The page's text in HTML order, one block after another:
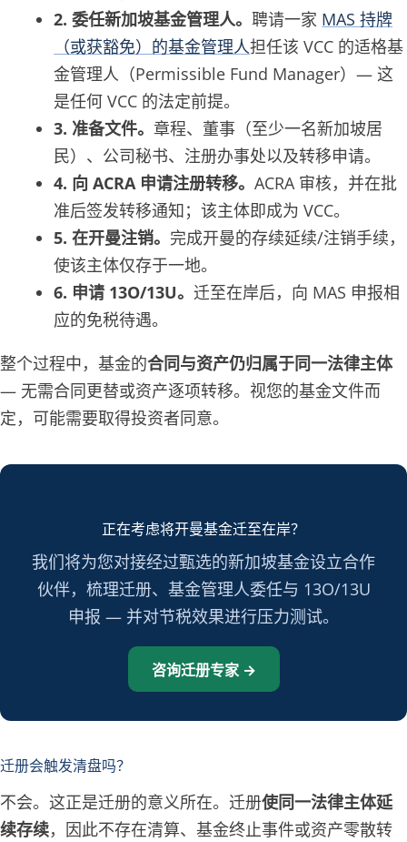
2. 委任新加坡基金管理人。聘请一家 MAS 持牌
（或获豁免）的基金管理人担任该 VCC 的适格基
金管理人（Permissible Fund Manager）— 这
是任何 VCC 的法定前提。
3. 准备文件。章程、董事（至少一名新加坡居
民）、公司秘书、注册办事处以及转移申请。
4. 向 ACRA 申请注册转移。ACRA 审核，并在批
准后签发转移通知；该主体即成为 VCC。
5. 在开曼注销。 完成开曼的存续延续/注销手续，
使该主体仅存于一地。
6. 申请 13O/13U。 迁至在岸后，向 MAS 申报相
应的免税待遇。
整个过程中，基金的合同与资产仍归属于同一法律主体
— 无需合同更替或资产逐项转移。视您的基金文件而
定，可能需要取得投资者同意。
正在考虑将开曼基金迁至在岸？
我们将为您对接经过甄选的新加坡基金设立合作
伙伴，梳理迁册、基金管理人委任与 13O/13U
申报 — 并对节税效果进行压力测试。
咨询迁册专家 →
迁册会触发清盘吗？
不会。这正是迁册的意义所在。迁册使同一法律主体延
续存续，因此不存在清算、基金终止事件或资产零散转